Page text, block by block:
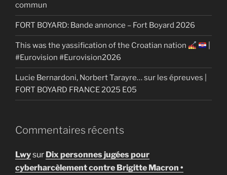
commun
FORT BOYARD: Bande annonce – Fort Boyard 2026
This was the yassification of the Croatian nation
#Eurovision #Eurovision2026
Lucie Bernardoni, Norbert Tarayre… sur les épreuves |
FORT BOYARD FRANCE 2025 E05
Commentaires récents
Lwysur Dix personnes jugées pour
cyberharcèlement contre Brigitte Macron •